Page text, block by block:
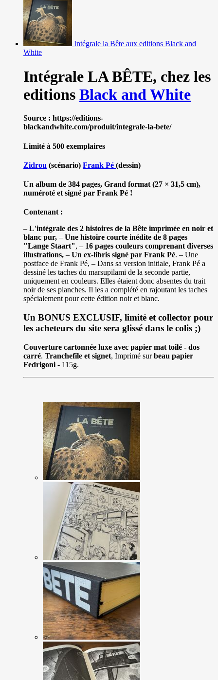
Intégrale la Bête aux editions Black and
White
Intégrale LA BÊTE, chez les
editions Black and White
Source : https://editions-
blackandwhite.com/produit/integrale-la-bete/
Limité à 500 exemplaires
Zidrou (scénario) Frank Pé (dessin)
Un album de 384 pages, Grand format (27 × 31,5 cm),
numéroté et signé par Frank Pé !
Contenant :
– L'intégrale des 2 histoires de la Bête imprimée en noir et
blanc pur, – Une histoire courte inédite de 8 pages
"Lange Staart", – 16 pages couleurs comprenant diverses
illustrations, – Un ex-libris signé par Frank Pé. – Une
postface de Frank Pé, – Dans sa version initiale, Frank Pé a
dessiné les taches du marsupilami de la seconde partie,
uniquement en couleurs. Elles étaient donc absentes du trait
noir de ses planches. Il les a complété en rajoutant les taches
spécialement pour cette édition noir et blanc.
Un BONUS EXCLUSIF, limité et collector pour
les acheteurs du site sera glissé dans le colis ;)
Couverture cartonnée luxe avec papier mat toilé - dos
carré. Tranchefile et signet, Imprimé surbeau papier
Fedrigoni - 115g.